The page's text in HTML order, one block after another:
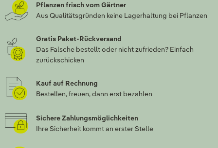
Pflanzen frisch vom Gärtner
Aus Qualitätsgründen keine Lagerhaltung bei Pflanzen
Gratis Paket-Rückversand
Das Falsche bestellt oder nicht zufrieden? Einfach
zurückschicken
Kauf auf Rechnung
Bestellen, freuen, dann erst bezahlen
Sichere Zahlungsmöglichkeiten
Ihre Sicherheit kommt an erster Stelle